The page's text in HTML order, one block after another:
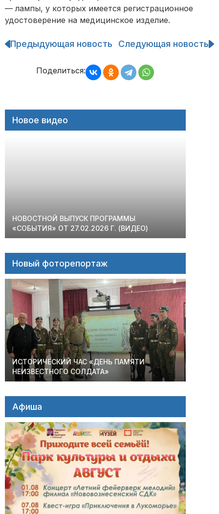
— лампы, у которых имеется регистрационное
удостоверение на медицинское изделие.
Навигация
записям
Предыдующая новость Следующая новость
Поделиться:
Новое видео
НОВОСТНОЙ ВЫПУСК ПРОГРАММЫ
«СОБЫТИЯ» ОТ 27.02.2026 Г. (ВИДЕО)
Новый фоторепортаж
ИСТОРИЧЕСКИЙ ЧАС «ДЕНЬ ПАМЯТИ
НЕИЗВЕСТНОГО СОЛДАТА»
Афиша